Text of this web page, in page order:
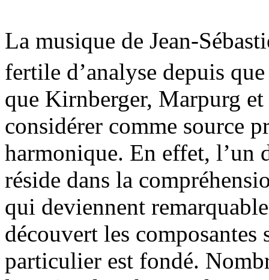
La musique de Jean-
fertile d’analyse depuis
que Kirnberger, Marpurg et
considérer comme source
harmonique. En effet, l’un
réside dans la
qui deviennent
découvert les
particulier est fondé.